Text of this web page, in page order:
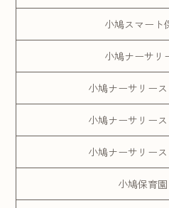
小鳩スマート
小鳩ナーサリ
小鳩ナーサリー
小鳩ナーサリー
小鳩ナーサリー
小鳩保育